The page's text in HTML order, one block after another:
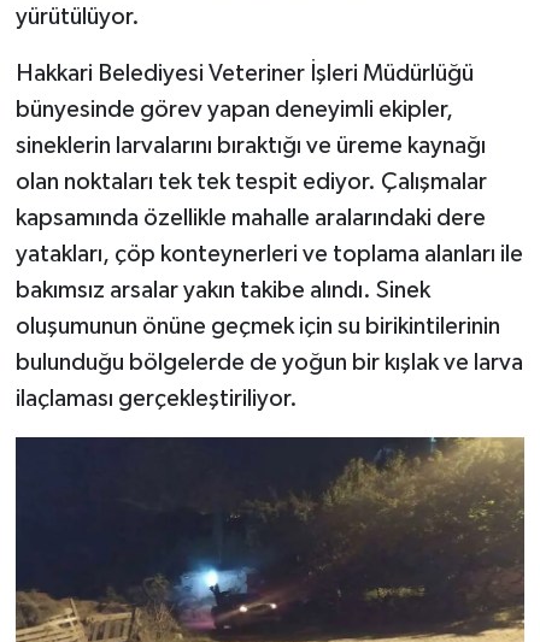
yürütülüyor.
Hakkari Belediyesi Veteriner İşleri Müdürlüğü
bünyesinde görev yapan deneyimli ekipler,
sineklerin larvalarını bıraktığı ve üreme kaynağı
olan noktaları tek tek tespit ediyor. Çalışmalar
kapsamında özellikle mahalle aralarındaki dere
yatakları, çöp konteynerleri ve toplama alanları ile
bakımsız arsalar yakın takibe alındı. Sinek
oluşumunun önüne geçmek için su birikintilerinin
bulunduğu bölgelerde de yoğun bir kışlak ve larva
ilaçlaması gerçekleştiriliyor.
TARİH
TEKNOLOJİ
YAŞAM